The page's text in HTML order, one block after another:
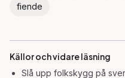
fiende
Källor och vidare läsning
Slå upp folkskygg på